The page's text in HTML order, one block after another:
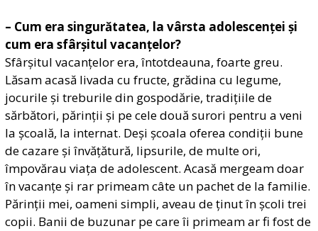
– Cum era singurătatea, la vârsta adolescenței și
cum era sfârșitul vacanțelor?
Sfârșitul vacanțelor era, întotdeauna, foarte greu.
Lăsam acasă livada cu fructe, grădina cu legume,
jocurile și treburile din gospodărie, tradițiile de
sărbători, părinții și pe cele două surori pentru a veni
la școală, la internat. Deși școala oferea condiții bune
de cazare și învățătură, lipsurile, de multe ori,
împovărau viața de adolescent. Acasă mergeam doar
în vacanțe și rar primeam câte un pachet de la familie.
Părinții mei, oameni simpli, aveau de ținut în școli trei
copii. Banii de buzunar pe care îi primeam ar fi fost de